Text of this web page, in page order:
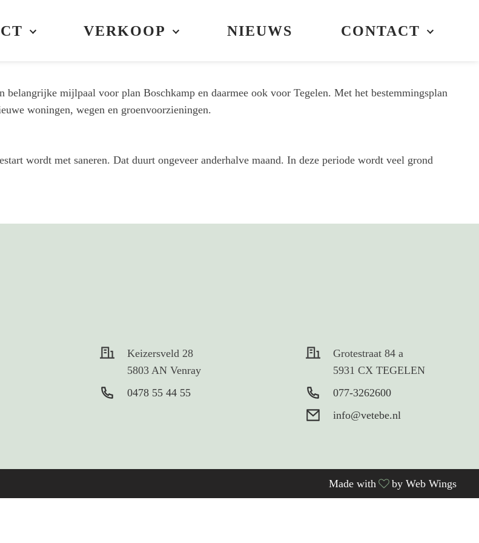
VERKOOP NIEUWS CONTACT
worden in de tweede fase. Dat zijn 30 woningen, waarvan 16 grondgebonden woningen en 14
mijlpaal voor plan Boschkamp en daarmee ook voor Tegelen. Met het bestemmingsplan
woningen, wegen en groenvoorzieningen.
wordt met saneren. Dat duurt ongeveer anderhalve maand. In deze periode wordt veel grond
Keizersveld 28
5803 AN Venray
0478 55 44 55
Grotestraat 84 a
5931 CX TEGELEN
077-3262600
info@vetebe.nl
Made with by Web Wings